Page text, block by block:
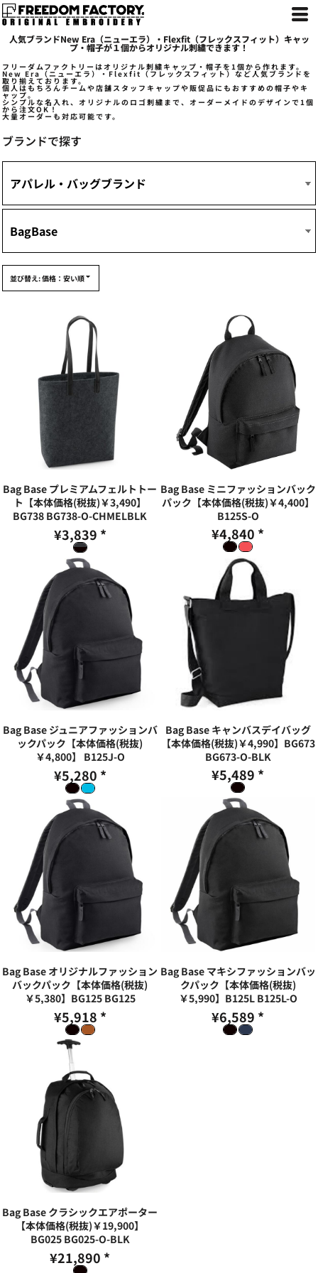
人気ブランドNew Era（ニューエラ）・Flexfit（フレックスフィット）キャッ
プ・帽子が１個からオリジナル刺繍できます！
フリーダムファクトリーはオリジナル刺繍キャップ・帽子を1個から作れます。
New Era（ニューエラ）・Flexfit（フレックスフィット）など人気ブランドを
取り揃えております。
個人はもちろんチームや店舗スタッフキャップや販促品にもおすすめの帽子やキ
ャップ。
シンプルな名入れ、オリジナルのロゴ刺繍まで、オーダーメイドのデザインで1個
から注文OK！
大量オーダーも対応可能です。
ブランドで探す
並び替え: 価格：安い順
Bag Base プレミアムフェルトトー
ト【本体価格(税抜)￥3,490】
BG738 BG738-O-CHMELBLK
¥3,839 *
Bag Base ミニファッションバック
パック【本体価格(税抜)￥4,400】
B125S-O
¥4,840 *
Bag Base ジュニアファッションバ
ックパック【本体価格(税抜)
￥4,800】
B125J-O
¥5,280 *
Bag Base キャンバスデイバッグ
【本体価格(税抜)￥4,990】BG673
BG673-O-BLK
¥5,489 *
Bag Base オリジナルファッション
バックパック【本体価格(税抜)
￥5,380】BG125 BG125
¥5,918 *
Bag Base マキシファッションバッ
クパック【本体価格(税抜)
￥5,990】B125L B125L-O
¥6,589 *
Bag Base クラシックエアポーター
【本体価格(税抜)￥19,900】
BG025 BG025-O-BLK
¥21,890 *
デフォルト
価格：安い順
価格：高い順